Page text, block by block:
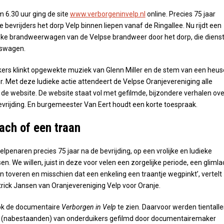
6.30 uur ging de site www.verborgeninvelp.nl online. Precies 75 jaar
bevrijders het dorp Velp binnen liepen vanaf de Ringallee. Nu rijdt een
brandweerwagen van de Velpse brandweer door het dorp, die dienst
klinkt opgewekte muziek van Glenn Miller en de stem van een
Met deze ludieke actie attendeert de Velpse Oranjevereniging alle
website. De website staat vol met gefilmde, bijzondere verhalen
En burgemeester Van Eert houdt een korte toespraak.
of een traan
precies 75 jaar na de bevrijding, op een vrolijke en ludieke
We willen, juist in deze voor velen een zorgelijke periode, een
toveren en misschien dat een enkeling een traantje wegpinkt’, vertelt
Jansen van Oranjevereniging Velp voor Oranje.
de documentaire Verborgen in Velp te zien. Daarvoor werden
van onderduikers gefilmd door documentairemaker